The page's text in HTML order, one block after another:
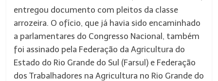
entregou documento com pleitos da classe
arrozeira. O ofício, que já havia sido encaminhado
a parlamentares do Congresso Nacional, também
foi assinado pela Federação da Agricultura do
Estado do Rio Grande do Sul (Farsul) e Federação
dos Trabalhadores na Agricultura no Rio Grande do